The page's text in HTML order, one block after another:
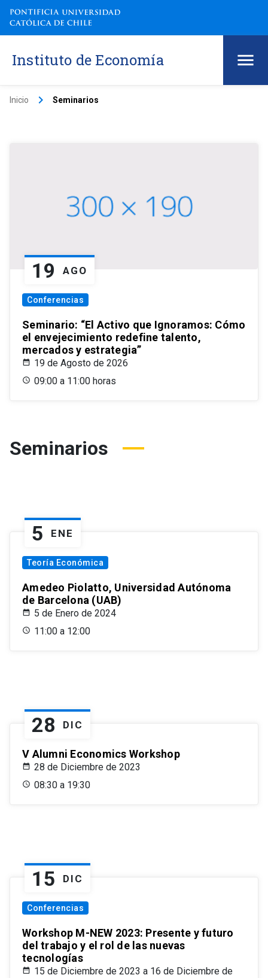
Instituto de Economía
Inicio keyboard_arrow_right Seminarios
19 AGO
Conferencias
Seminario: “El Activo que Ignoramos: Cómo
el envejecimiento redefine talento,
mercados y estrategia”
19 de Agosto de 2026
09:00 a 11:00 horas
Seminarios
5 ENE
Teoría Económica
Amedeo Piolatto, Universidad Autónoma
de Barcelona (UAB)
5 de Enero de 2024
11:00 a 12:00
28 DIC
V Alumni Economics Workshop
28 de Diciembre de 2023
08:30 a 19:30
15 DIC
Conferencias
Workshop M-NEW 2023: Presente y futuro
del trabajo y el rol de las nuevas
tecnologías
15 de Diciembre de 2023 a 16 de Diciembre de